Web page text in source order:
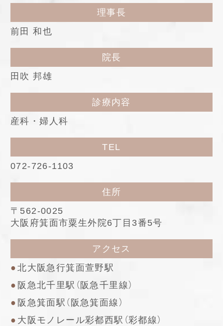
理事長
前田 和也
院長
田吹 邦雄
診療内容
産科・婦人科
TEL
072-726-1103
住所
〒562-0025
大阪府箕面市粟生外院6丁目3番5号
アクセス
北大阪急行箕面萱野駅
阪急北千里駅（阪急千里線）
阪急箕面駅（阪急箕面線）
大阪モノレール彩都西駅（彩都線）